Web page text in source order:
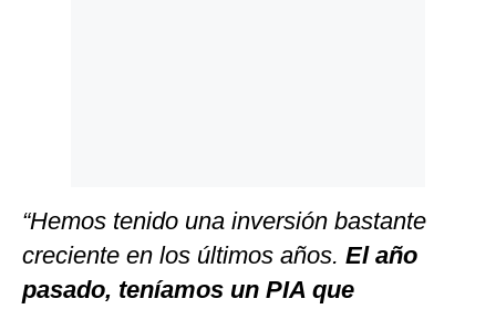
“Hemos tenido una inversión bastante
creciente en los últimos años. El año
pasado, teníamos un PIA que